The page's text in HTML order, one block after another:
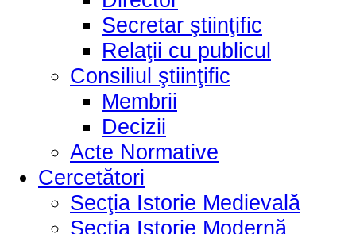
Secretar ştiinţific
Relaţii cu publicul
Consiliul ştiinţific
Membrii
Decizii
Acte Normative
Cercetători
Secţia Istorie Medievală
Secţia Istorie Modernă